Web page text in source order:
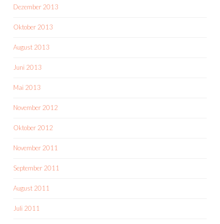
Dezember 2013
Oktober 2013
August 2013
Juni 2013
Mai 2013
November 2012
Oktober 2012
November 2011
September 2011
August 2011
Juli 2011